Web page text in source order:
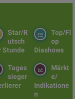
Top/Fl
op
Diashows
Star/R
utsch
Stunde
Märkt
e/
Indikatione
n
Tages
sieger